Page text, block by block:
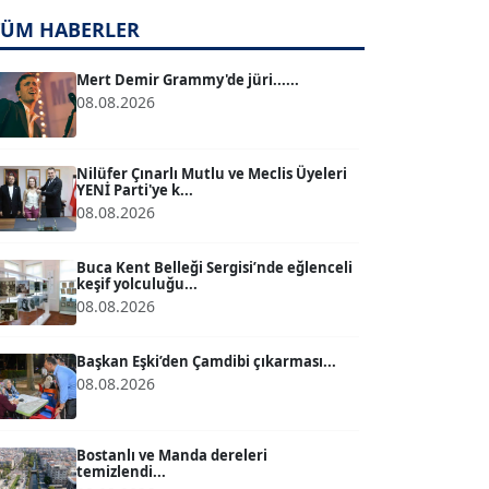
T TUĞÇE TUĞSAVUL BAYSOY
Köşe Yazarı
BÜLENT GÜRLÜK
MERT ERBOY
B
HABERLER
Mert Demir Grammy'de jüri......
08.08.2026
Nilüfer Çınarlı Mutlu ve Meclis Üyeleri
YENİ Parti'ye k...
08.08.2026
Buca Kent Belleği Sergisi’nde eğlenceli
keşif yolculuğu...
08.08.2026
Başkan Eşki’den Çamdibi çıkarması...
08.08.2026
Bostanlı ve Manda dereleri
temizlendi...